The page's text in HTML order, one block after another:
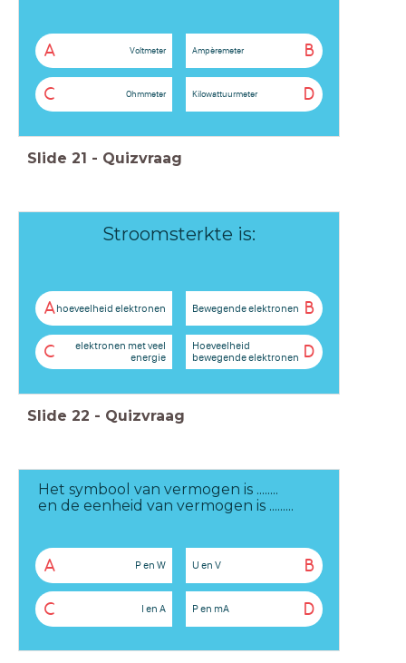
A Voltmeter B
Ampèremeter
C Ohmmeter D
Kilowattuurmeter
Slide 21 - Quizvraag
Stroomsterkte is:
Ahoeveelheid elektronen B
Bewegende elektronen
C
elektronen met veel
energie
D
Hoeveelheid
bewegende elektronen
Slide 22 - Quizvraag
Het symbool van vermogen is ........
en de eenheid van vermogen is .........
A P en W B
U en V
C I en A D
P en mA